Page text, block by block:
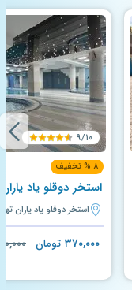
۹/۱۰
۸ % تخفیف
استخر دوقلو یاد
استخر دوقلو یاد یاران
۳۷۰,۰۰۰تومان